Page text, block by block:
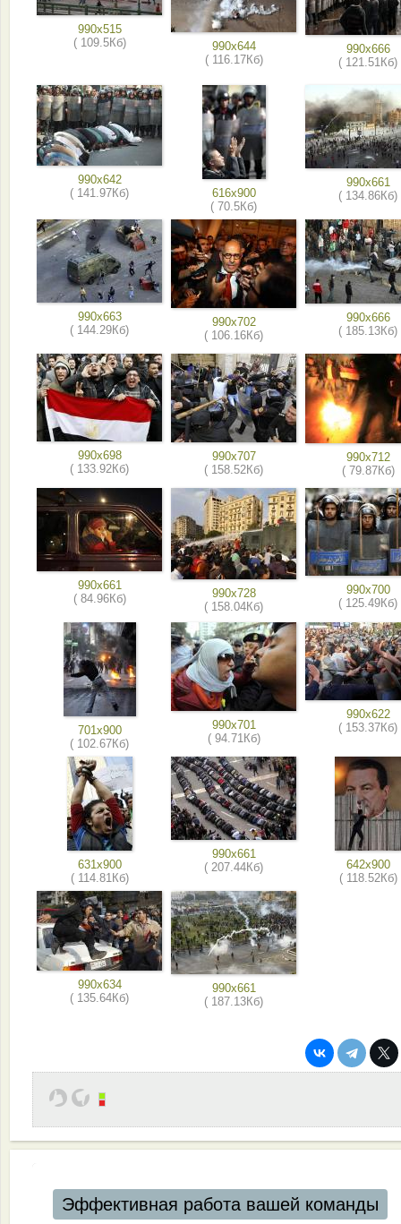
990x515
( 109.5Кб)
990x644
( 116.17Кб)
990x666
( 121.51Кб)
990x642
( 141.97Кб)
616x900
( 70.5Кб)
990x661
( 134.86Кб)
990x663
( 144.29Кб)
990x702
( 106.16Кб)
990x666
( 185.13Кб)
990x698
( 133.92Кб)
990x707
( 158.52Кб)
990x712
( 79.87Кб)
990x661
( 84.96Кб)
990x728
( 158.04Кб)
990x700
( 125.49Кб)
701x900
( 102.67Кб)
990x701
( 94.71Кб)
990x622
( 153.37Кб)
631x900
( 114.81Кб)
990x661
( 207.44Кб)
642x900
( 118.52Кб)
990x634
( 135.64Кб)
990x661
( 187.13Кб)
Эффективная работа вашей команды